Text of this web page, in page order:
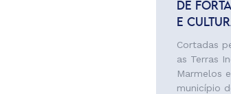
DE
E
Cortadas
as Terras
Marmelos
município